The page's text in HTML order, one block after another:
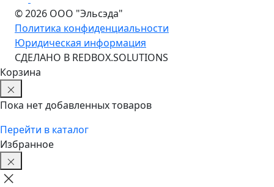
© 2026 ООО "Эльсэда"
Политика конфиденциальности
Юридическая информация
CДЕЛАНО В REDBOX.SOLUTIONS
Корзина
Пока нет добавленных товаров
Перейти в каталог
Избранное